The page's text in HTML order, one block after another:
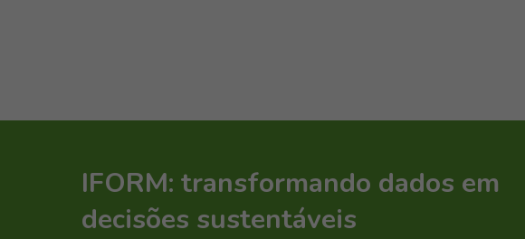
IFORM: transformando dados em
decisões sustentáveis